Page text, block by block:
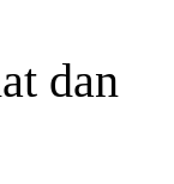
dan